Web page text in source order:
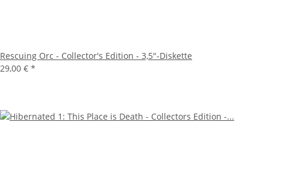
Rescuing Orc - Collector's Edition - 3,5"-Diskette
29,00 € *